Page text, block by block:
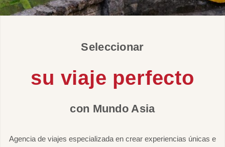
Seleccionar
su viaje perfecto
con Mundo Asia
Agencia de viajes especializada en crear experiencias únicas e